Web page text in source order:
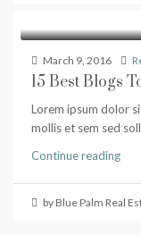
March 9, 2016
15 Best Blogs
Lorem ipsum dolor
mollis et sem sed
Continue reading
by Blue Palm Real